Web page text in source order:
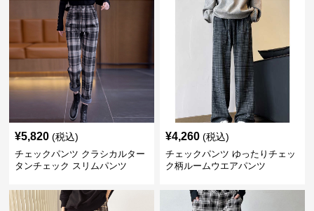
¥5,820 (税込)
チェックパンツ クラシカルター
タンチェック スリムパンツ
¥4,260 (税込)
チェックパンツ ゆったりチェッ
ク柄ルームウエアパンツ